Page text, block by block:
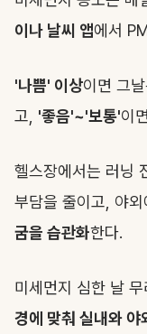
이나 날씨 앱에서
'나쁨' 이상이면 그
고, '좋음'~'보통'이
헬스장에서는 러닝
부담을 줄이고, 야
굼을 습관화한다.
미세먼지 심한 날
경에 맞춰 실내와 야